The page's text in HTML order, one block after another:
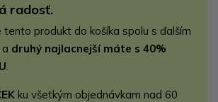
radosť.
tento produkt do košíka spolu s ďalším
druhý najlacnejší máte s 40%
ku všetkým objednávkam nad 60